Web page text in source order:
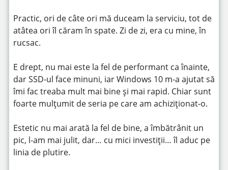
Practic, ori de câte ori mă duceam la serviciu, tot de
atâtea ori îl căram în spate. Zi de zi, era cu mine, în
rucsac.
E drept, nu mai este la fel de performant ca înainte,
dar SSD-ul face minuni, iar Windows 10 m-a ajutat să
îmi fac treaba mult mai bine și mai rapid. Chiar sunt
foarte mulțumit de seria pe care am achiziționat-o.
Estetic nu mai arată la fel de bine, a îmbătrânit un
pic, l-am mai julit, dar… cu mici investiții… îl aduc pe
linia de plutire.